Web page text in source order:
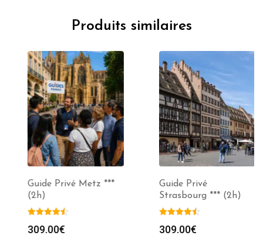
Produits similaires
Guide Privé Metz ***
(2h)
309.00€
Guide Privé
Strasbourg *** (2h)
309.00€